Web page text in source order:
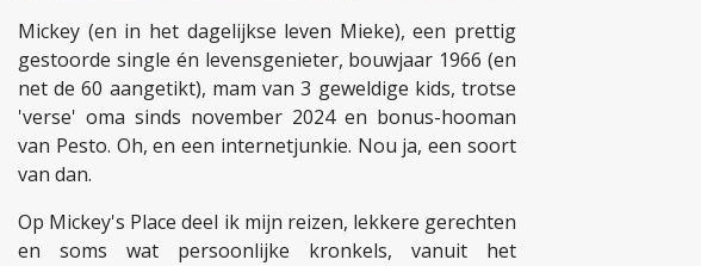
Mickey (en in het dagelijkse leven Mieke), een prettig
gestoorde single én levensgenieter, bouwjaar 1966 (en
net de 60 aangetikt), mam van 3 geweldige kids, trotse
'verse' oma sinds november 2024 en bonus-hooman
van Pesto. Oh, en een internetjunkie. Nou ja, een soort
van dan.
Op Mickey's Place deel ik mijn reizen, lekkere gerechten
en soms wat persoonlijke kronkels, vanuit het